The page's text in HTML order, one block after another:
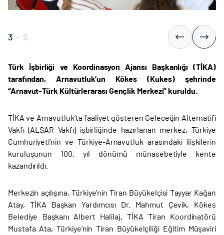
3 - 5
Türk İşbirliği ve Koordinasyon Ajansı Başkanlığı (TİKA)
tarafından, Arnavutluk’un Kökes (Kukes) şehrinde
“Arnavut-Türk Kültürlerarası Gençlik Merkezi” kuruldu.
TİKA ve Arnavutluk’ta faaliyet gösteren Geleceğin Alternatifi
Vakfı (ALSAR Vakfı) işbirliğinde hazırlanan merkez, Türkiye
Cumhuriyeti’nin ve Türkiye-Arnavutluk arasındaki ilişkilerin
kuruluşunun 100. yıl dönümü münasebetiyle kente
kazandırıldı.
Merkezin açılışına, Türkiye’nin Tiran Büyükelçisi Tayyar Kağan
Atay, TİKA Başkan Yardımcısı Dr. Mahmut Çevik, Kökes
Belediye Başkanı Albert Halilaj, TİKA Tiran Koordinatörü
Mustafa Ata, Türkiye’nin Tiran Büyükelçiliği Eğitim Müşaviri